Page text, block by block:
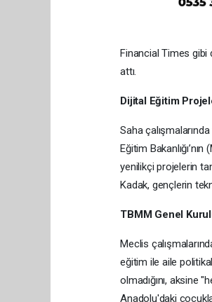
Financial Times gibi
attı.
Dijital Eğitim
Saha
Eğitim
yenilikçi projelerin
Kadak, gençlerin
TBMM Genel
Meclis
eğitim ile aile
olmadığını, aksine
Anadolu'daki